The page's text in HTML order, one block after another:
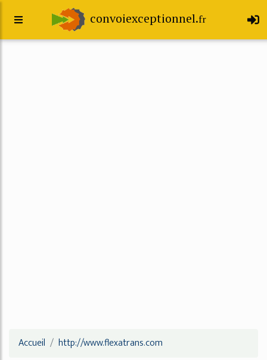
convoiexceptionnel.fr
Accueil http://www.flexatrans.com